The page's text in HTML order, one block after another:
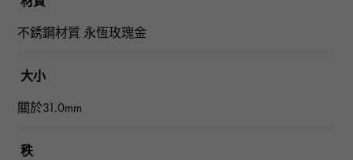
不銹鋼材質 永恆玫瑰金
大小
關於31.0mm
秩